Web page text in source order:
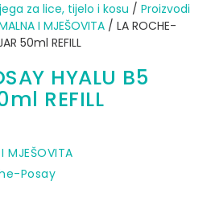
za lice, tijelo i kosu / Proizvodi
I MJEŠOVITA/ LA ROCHE-
50ml REFILL
HYALU B5
REFILL
MJEŠOVITA
Posay